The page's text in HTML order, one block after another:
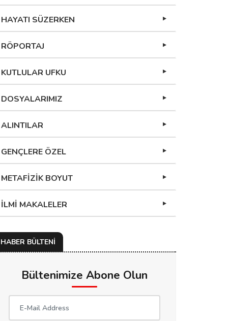
HAYATI SÜZERKEN
RÖPORTAJ
KUTLULAR UFKU
DOSYALARIMIZ
ALINTILAR
GENÇLERE ÖZEL
METAFİZİK BOYUT
İLMİ MAKALELER
HABER BÜLTENİ
Bültenimize Abone Olun